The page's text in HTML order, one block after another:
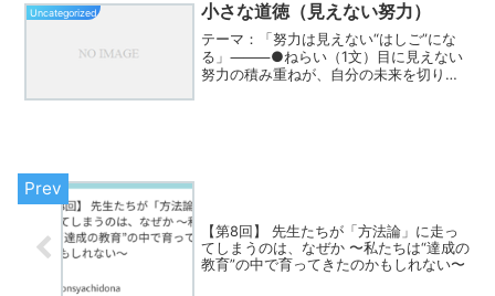
も大きい。技術・安全管理・メンタルケ
ア――いずれも決して「つ...
Uncategorized 小さな道徳（見えない努力）
テーマ：「努力は見えない“はしご”にな
る」⸻●ねらい（1文）目に見えない
努力の積み重ねが、自分の未来を切り拓
【第8回】 先生たちが「方法論」に走っ
てしまうのは、なぜか 〜私たちは“達成の
教育”の中で育ってきたのかもしれない〜